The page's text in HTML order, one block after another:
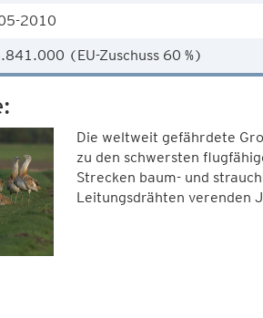
2010
(EU-Zuschuss 60 %)
Die weltweit gefährdete
zu den schwersten
Strecken baum- und
Leitungsdrähten verenden